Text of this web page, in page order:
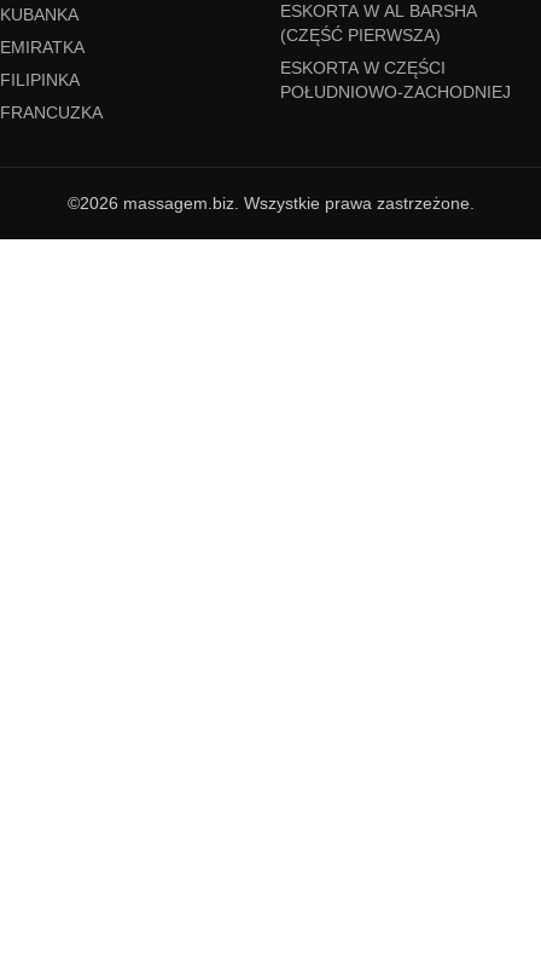
KUBANKA
EMIRATKA
FILIPINKA
FRANCUZKA
ESKORTA W AL BARSHA
(CZĘŚĆ PIERWSZA)
ESKORTA W CZĘŚCI
POŁUDNIOWO-ZACHODNIEJ
©2026 massagem.biz. Wszystkie prawa zastrzeżone.